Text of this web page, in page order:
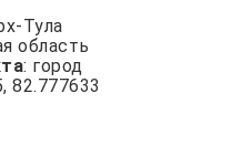
Тула
область
: город
82.777633